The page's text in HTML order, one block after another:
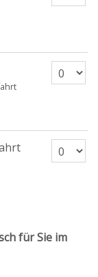
Anzahl
Anzahl
für Sie im